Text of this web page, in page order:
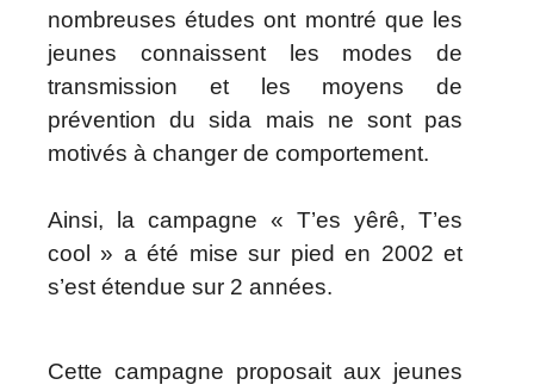
nombreuses études ont montré que les
jeunes connaissent les modes de
transmission et les moyens de
prévention du sida mais ne sont pas
motivés à changer de comportement.
Ainsi, la campagne « T’es yêrê, T’es
cool » a été mise sur pied en 2002 et
s’est étendue sur 2 années.
Cette campagne proposait aux jeunes